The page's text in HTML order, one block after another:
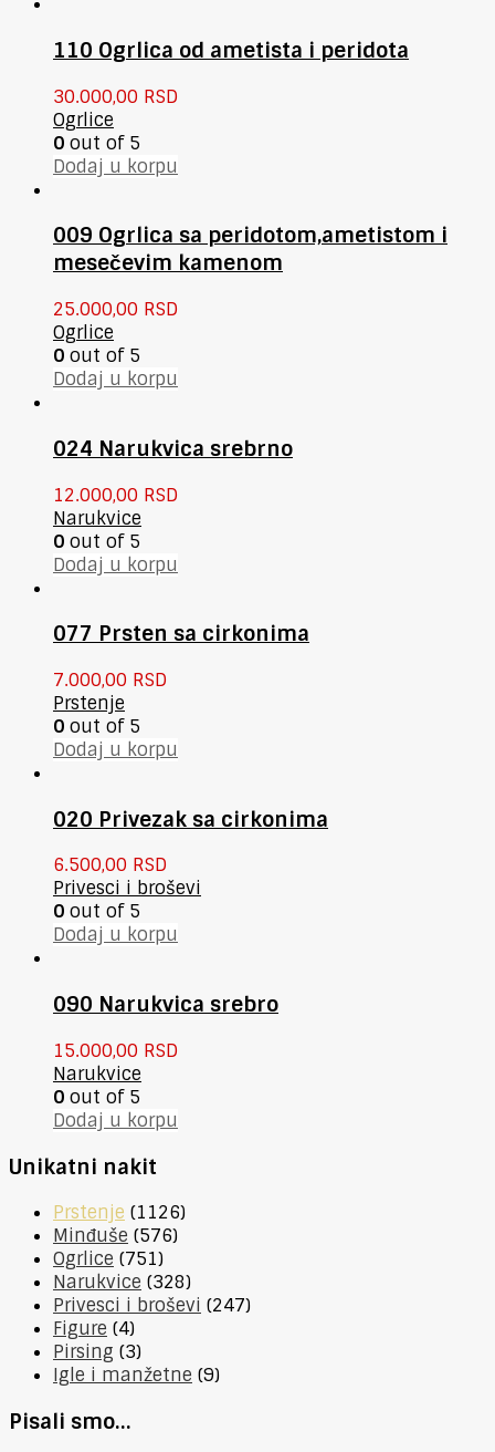
110 Ogrlica od ametista i peridota
30.000,00 RSD
Ogrlice
0 out of 5
Dodaj u korpu
009 Ogrlica sa peridotom,ametistom i
mesečevim kamenom
25.000,00 RSD
Ogrlice
0 out of 5
Dodaj u korpu
024 Narukvica srebrno
12.000,00 RSD
Narukvice
0 out of 5
Dodaj u korpu
077 Prsten sa cirkonima
7.000,00 RSD
Prstenje
0 out of 5
Dodaj u korpu
020 Privezak sa cirkonima
6.500,00 RSD
Privesci i broševi
0 out of 5
Dodaj u korpu
090 Narukvica srebro
15.000,00 RSD
Narukvice
0 out of 5
Dodaj u korpu
Unikatni nakit
Prstenje (1126)
Minđuše (576)
Ogrlice (751)
Narukvice (328)
Privesci i broševi (247)
Figure (4)
Pirsing (3)
Igle i manžetne (9)
Pisali smo…